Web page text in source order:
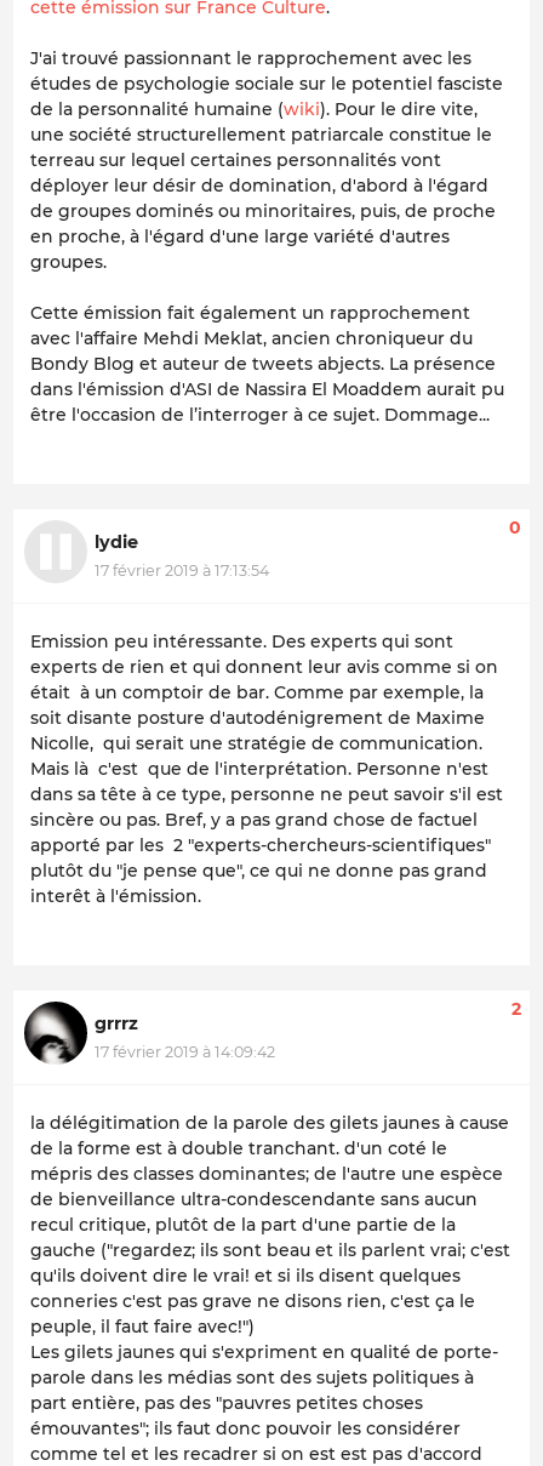
cette émission sur France Culture.
J'ai trouvé passionnant le rapprochement avec les
études de psychologie sociale sur le potentiel fasciste
de la personnalité humaine (wiki). Pour le dire vite,
une société structurellement patriarcale constitue le
terreau sur lequel certaines personnalités vont
déployer leur désir de domination, d'abord à l'égard
de groupes dominés ou minoritaires, puis, de proche
en proche, à l'égard d'une large variété d'autres
groupes.
Cette émission fait également un rapprochement
avec l'affaire Mehdi Meklat, ancien chroniqueur du
Bondy Blog et auteur de tweets abjects. La présence
dans l'émission d'ASI de Nassira El Moaddem aurait pu
être l'occasion de l’interroger à ce sujet. Dommage...
lydie
17 février 2019 à 17:13:54
0
Emission peu intéressante. Des experts qui sont
experts de rien et qui donnent leur avis comme si on
était à un comptoir de bar. Comme par exemple, la
soit disante posture d'autodénigrement de Maxime
Nicolle, qui serait une stratégie de communication.
Mais là c'est que de l'interprétation. Personne n'est
dans sa tête à ce type, personne ne peut savoir s'il est
sincère ou pas. Bref, y a pas grand chose de factuel
apporté par les 2 "experts-chercheurs-scientifiques"
plutôt du "je pense que", ce qui ne donne pas grand
interêt à l'émission.
grrrz
17 février 2019 à 14:09:42
2
la délégitimation de la parole des gilets jaunes à cause
de la forme est à double tranchant. d'un coté le
mépris des classes dominantes; de l'autre une espèce
de bienveillance ultra-condescendante sans aucun
recul critique, plutôt de la part d'une partie de la
gauche ("regardez; ils sont beau et ils parlent vrai; c'est
qu'ils doivent dire le vrai! et si ils disent quelques
conneries c'est pas grave ne disons rien, c'est ça le
peuple, il faut faire avec!")
Les gilets jaunes qui s'expriment en qualité de porte-
parole dans les médias sont des sujets politiques à
part entière, pas des "pauvres petites choses
émouvantes"; ils faut donc pouvoir les considérer
comme tel et les recadrer si on est est pas d'accord